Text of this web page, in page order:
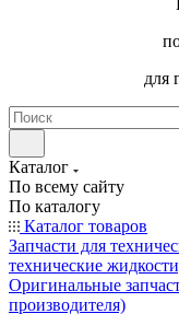
для
Каталог
По всему сайту
По каталогу
Каталог товаров
Запчасти для
технические
Оригинальные
производителя)